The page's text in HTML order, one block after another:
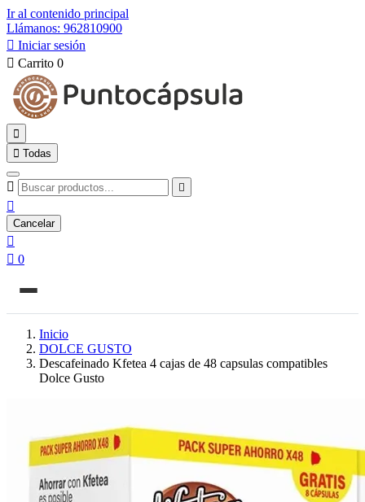
Ir al contenido principal
Llámanos: 962810900
 Iniciar sesión
 Carrito 0

 Todas
 

Cancelar

 0
Inicio
DOLCE GUSTO
Descafeinado Kfetea 4 cajas de 48 capsulas compatibles
Dolce Gusto